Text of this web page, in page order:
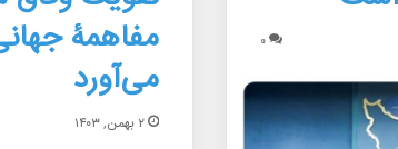
۰
مفاهمۀ
می‌آورد
۲ بهمن, ۱۴۰۳